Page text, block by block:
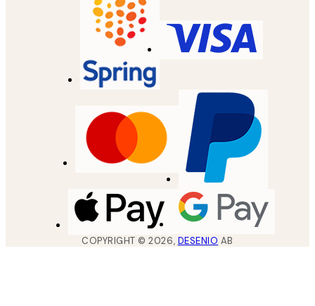
COPYRIGHT ©2026, DESENIO AB